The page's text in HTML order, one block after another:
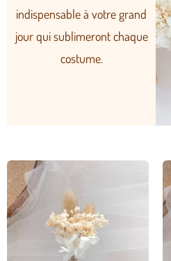
indispensable à votre grand
jour qui sublimeront chaque
costume.